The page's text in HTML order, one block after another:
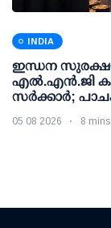
INDIA
ഇന്ധന
എല്‍.എന്‍.ജി
സര്‍ക്കാര്‍;
05 08 2026 8